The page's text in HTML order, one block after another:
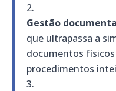
Gestão
que ultrapassa a
documentos físicos
procedimentos